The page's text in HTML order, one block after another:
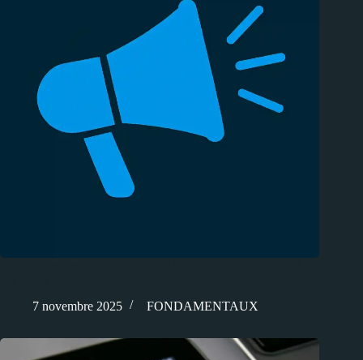
7 novembre 2025
FONDAMENTAUX